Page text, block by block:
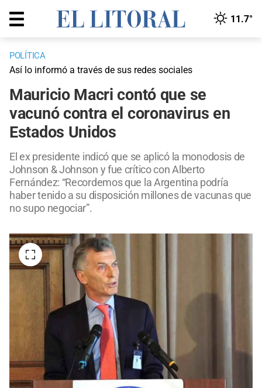
11.7°
POLÍTICA
Así lo informó a través de sus redes sociales
Mauricio Macri contó que se
vacunó contra el coronavirus en
Estados Unidos
El ex presidente indicó que se aplicó la monodosis de
Johnson & Johnson y fue crítico con Alberto
Fernández: “Recordemos que la Argentina podría
haber tenido a su disposición millones de vacunas que
no supo negociar”.